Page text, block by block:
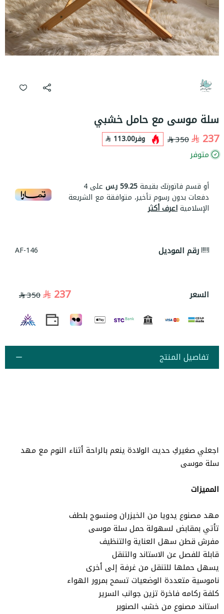
سلة موسى مع حامل خشبي
237
350 وفر113.00
متوفر
أو قسم فاتورتك بقيمة59.25 ر.س على4
دفعات بدون رسوم تأخير، متوافقة مع الشريعة
الإسلاميةاعرف أكثر
رقم الموديل AF-146
السعر 237
350
تفاصيل المنتج
اجعلي صغيركِ حديث الولادة ينعم بالراحة أثناء النوم مع مهد
سلة موسى
المميزات
مهد مصنوع يدويا من الخيزران ومنسوج بلطف
تأتي بمقابض لسهولة حمل سلة موسى
مفرش قطن سهل العناية والتنظيف
قابلة للفصل عن الاستاند والتنقل
يسهل حملها للتنقل من غرفة إلى أخرى
ناموسية متعددة الوضعيات تسمح بمرور الهواء
كلفة ركامه فاخرة تزين جوانب السرير
استاند مصنوع من خشب الصنوبر